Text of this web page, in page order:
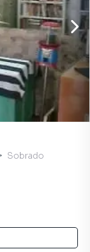
Sobrado